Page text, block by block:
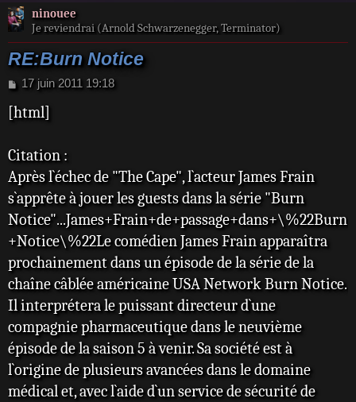
ninouee
Je reviendrai (Arnold Schwarzenegger, Terminator)
RE:Burn Notice
M
s
g
17 juin 2011 19:18
[html]
Citation :
Après l`échec de "The Cape", l`acteur James Frain
s`apprête à jouer les guests dans la série "Burn
Notice"...James+Frain+de+passage+dans+\%22Burn
+Notice\%22Le comédien James Frain apparaîtra
prochainement dans un épisode de la série de la
chaîne câblée américaine USA Network Burn Notice.
Il interprétera le puissant directeur d`une
compagnie pharmaceutique dans le neuvième
épisode de la saison 5 à venir. Sa société est à
l`origine de plusieurs avancées dans le domaine
médical et, avec l`aide d`un service de sécurité de